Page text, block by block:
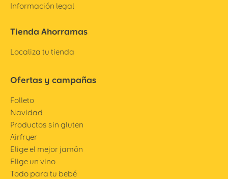
Información legal
Tienda Ahorramas
Localiza tu tienda
Ofertas y campañas
Folleto
Navidad
Productos sin gluten
Airfryer
Elige el mejor jamón
Elige un vino
Todo para tu bebé